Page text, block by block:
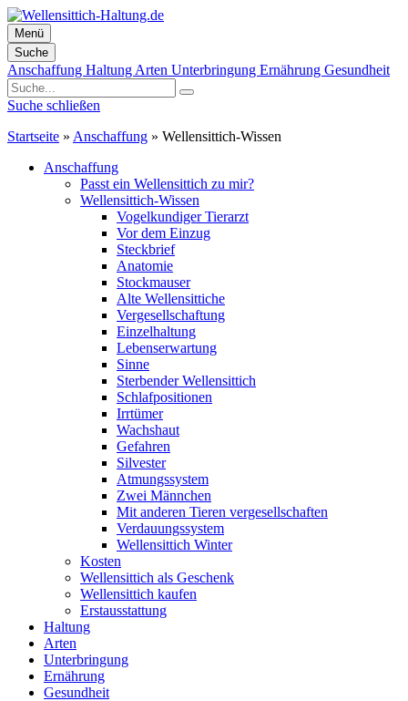
Menü
Suche
Zum
Inhalt
springen
Anschaffung Haltung Arten Unterbringung Ernährung Gesundheit
Suche schließen
Startseite » Anschaffung » Wellensittich-Wissen
Anschaffung
Passt ein Wellensittich zu mir?
Wellensittich-Wissen
Vogelkundiger Tierarzt
Vor dem Einzug
Steckbrief
Anatomie
Stockmauser
Alte Wellensittiche
Vergesellschaftung
Einzelhaltung
Lebenserwartung
Sinne
Sterbender Wellensittich
Schlafpositionen
Irrtümer
Wachshaut
Gefahren
Silvester
Atmungssystem
Zwei Männchen
Mit anderen Tieren vergesellschaften
Verdauungssystem
Wellensittich Winter
Kosten
Wellensittich als Geschenk
Wellensittich kaufen
Erstausstattung
Haltung
Arten
Unterbringung
Ernährung
Gesundheit